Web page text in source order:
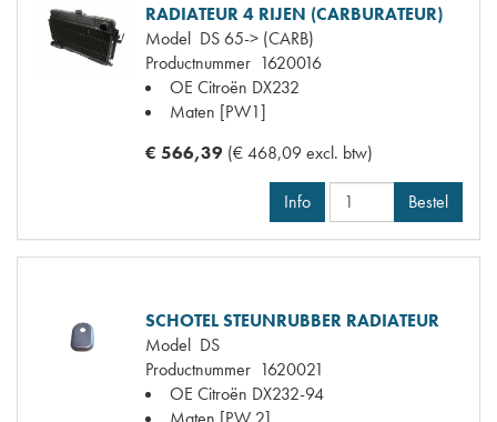
RADIATEUR 4 RIJEN (CARBURATEUR)
Model DS 65-> (CARB)
Productnummer 1620016
OE Citroën DX232
Maten [PW1]
€ 566,39 (€ 468,09 excl. btw)
Info Bestel
SCHOTEL STEUNRUBBER RADIATEUR
Model DS
Productnummer 1620021
OE Citroën DX232-94